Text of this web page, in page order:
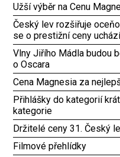
Užší výběr na Cenu
Český lev rozšiřuje
se o prestižní ceny
Vlny Jiřího Mádla budou
o Oscara
Cena Magnesia za
Přihlášky do kategorií
kategorie
Držitelé ceny 31. Český
Filmové přehlídky